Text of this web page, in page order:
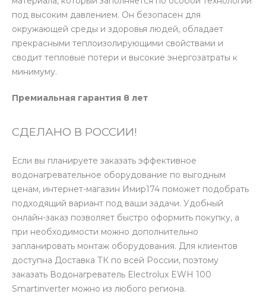
под высоким давлением. Он безопасен для
окружающей среды и здоровья людей, обладает
прекрасными теплоизолирующими свойствами и
сводит тепловые потери и высокие энергозатраты к
минимуму.
Премиальная гарантия 8 лет
СДЕЛАНО В РОССИИ!
Если вы планируете заказать эффективное
водонагревательное оборудование по выгодным
ценам, интернет-магазин Имир174 поможет подобрать
подходящий вариант под ваши задачи. Удобный
онлайн-заказ позволяет быстро оформить покупку, а
при необходимости можно дополнительно
запланировать монтаж оборудования. Для клиентов
доступна Доставка ТК по всей России, поэтому
заказать Водонагреватель Electrolux EWH 100
Smartinverter можно из любого региона.